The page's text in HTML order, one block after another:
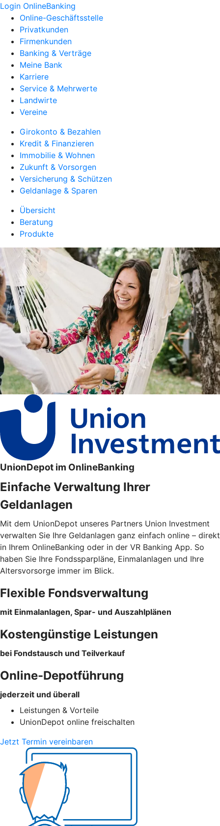
Login OnlineBanking
Online-Geschäftsstelle
Privatkunden
Firmenkunden
Banking & Verträge
Meine Bank
Karriere
Service & Mehrwerte
Landwirte
Vereine
Girokonto & Bezahlen
Kredit & Finanzieren
Immobilie & Wohnen
Zukunft & Vorsorgen
Versicherung & Schützen
Geldanlage & Sparen
Übersicht
Beratung
Produkte
UnionDepot im OnlineBanking
Einfache Verwaltung Ihrer
Geldanlagen
Mit dem UnionDepot unseres Partners Union Investment
verwalten Sie Ihre Geldanlagen ganz einfach online – direkt
in Ihrem OnlineBanking oder in der VR Banking App. So
haben Sie Ihre Fondssparpläne, Einmalanlagen und Ihre
Altersvorsorge immer im Blick.
Flexible Fondsverwaltung
mit Einmalanlagen, Spar- und Auszahlplänen
Kostengünstige Leistungen
bei Fondstausch und Teilverkauf
Online-Depotführung
jederzeit und überall
Leistungen & Vorteile
UnionDepot online freischalten
Jetzt Termin vereinbaren